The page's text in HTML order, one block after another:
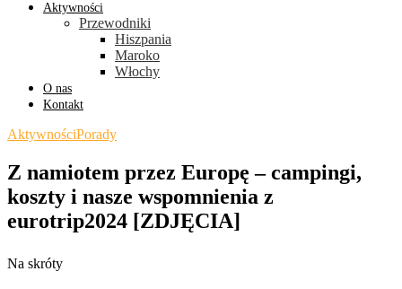
Aktywności
Przewodniki
Hiszpania
Maroko
Włochy
O nas
Kontakt
AktywnościPorady
Z namiotem przez Europę – campingi,
koszty i nasze wspomnienia z
eurotrip2024 [ZDJĘCIA]
Na skróty